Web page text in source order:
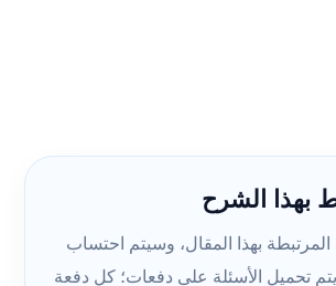
بهذا الشرح
بهذا المقال، وسيتم احتساب
تحميل الأسئلة على دفعات؛ كل دفعة